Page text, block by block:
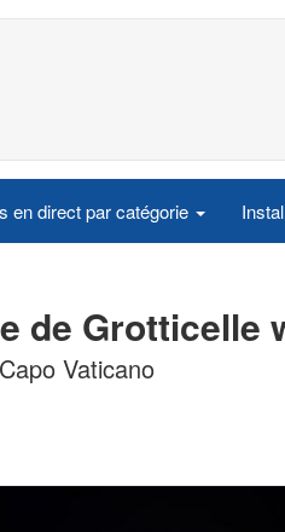
en direct par catégorie
de Grotticelle
Vaticano